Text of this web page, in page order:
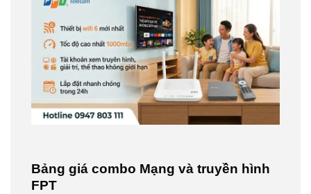
Bảng giá combo Mạng và truyền hình
FPT